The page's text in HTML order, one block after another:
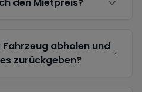
abholen und
zurückgeben?